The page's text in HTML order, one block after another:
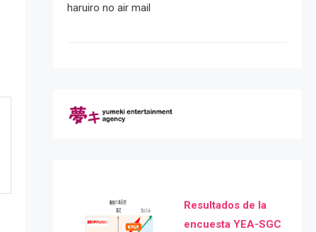
haruiro no air mail
Resultados de la
encuesta YEA-SGC